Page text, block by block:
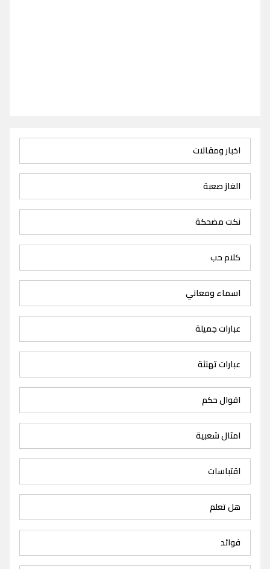
اخبار ومقالات
الغاز صعبة
نكت مضحكة
كلام حب
اسماء ومعاني
عبارات جميلة
عبارات تهنئة
اقوال حكم
امثال شعبية
اقتباسات
هل تعلم
فوائد